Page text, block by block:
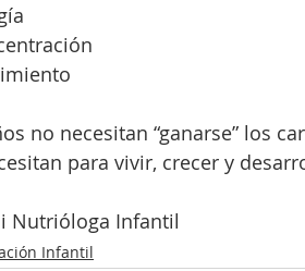
no necesitan “ganarse” los
para vivir, crecer y
Nutrióloga Infantil
Infantil